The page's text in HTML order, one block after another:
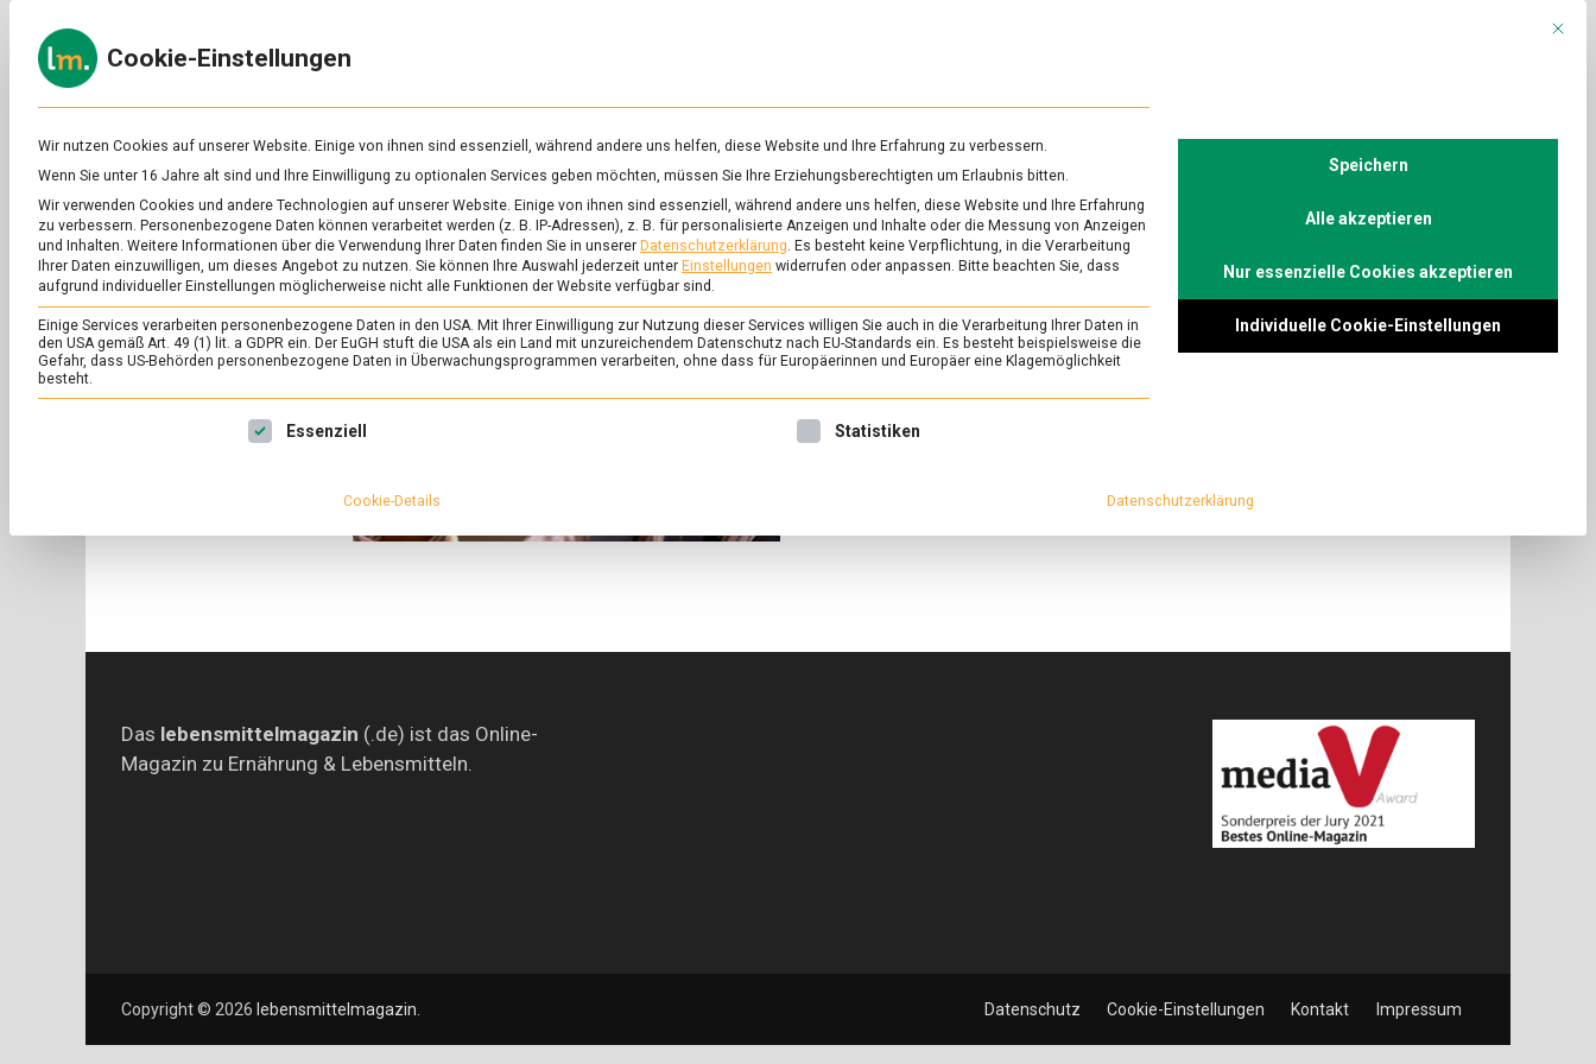
to
content
zu
&
Ernährung
SCHLAGWORT: GLASWEISE
ERNÄHRUNG & GESUNDHEIT/FEATURED
Rotwein zum Fisch? OK!
11. April 2025 Johannes Commenton
Fisch?
Weinexpertise und Gastfreundschaft, zumindest
der Chef in der Berliner Weinbar GLASWEISE.
Das lebensmittelmagazin (.de) ist das Online-
Magazin zu Ernährung & Lebensmitteln.
Copyright © 2026 lebensmittelmagazin Datenschutz Cookie-Einstellungen Kontakt Impressum
Mit
Cookie-Einstellungen
Wir nutzen Cookies auf unserer Website. Einige von ihnen sind essenziell, während andere uns helfen, diese Website und Ihre Erfahrung zu verbessern.
Wenn Sie unter 16 Jahre alt sind und Ihre Einwilligung zu optionalen Services geben möchten, müssen Sie Ihre Erziehungsberechtigten um Erlaubnis bitten.
Wir verwenden Cookies und andere Technologien auf unserer Website. Einige von ihnen sind essenziell, während andere uns helfen, diese Website und Ihre Erfahrung
zu verbessern. Personenbezogene Daten können verarbeitet werden (z. B. IP-Adressen), z. B. für personalisierte Anzeigen und Inhalte oder die Messung von Anzeigen
und Inhalten. Weitere Informationen über die Verwendung Ihrer Daten finden Sie in unserer Datenschutzerklärung. Es besteht keine Verpflichtung, in die Verarbeitung
Ihrer Daten einzuwilligen, um dieses Angebot zu nutzen. Sie können Ihre Auswahl jederzeit unter Einstellungen widerrufen oder anpassen. Bitte beachten Sie, dass
aufgrund individueller Einstellungen möglicherweise nicht alle Funktionen der Website verfügbar sind.
Einige Services verarbeiten personenbezogene Daten in den USA. Mit Ihrer Einwilligung zur Nutzung dieser Services willigen Sie auch in die Verarbeitung Ihrer Daten in
den USA gemäß Art. 49 (1) lit. a GDPR ein. Der EuGH stuft die USA als ein Land mit unzureichendem Datenschutz nach EU-Standards ein. Es besteht beispielsweise die
Gefahr, dass US-Behörden personenbezogene Daten in Überwachungsprogrammen verarbeiten, ohne dass für Europäerinnen und Europäer eine Klagemöglichkeit
besteht.
Es folgt eine Liste der Service-Gruppen, für die eine Einwilligung erteilt werden kann. Die erste Service-Gruppe ist essenziell und kann nicht abgewählt werden.
Essenziell Statistiken
Speichern
Alle akzeptieren
Nur essenzielle Cookies akzeptieren
Individuelle Cookie-Einstellungen
Cookie-Details Datenschutzerklärung